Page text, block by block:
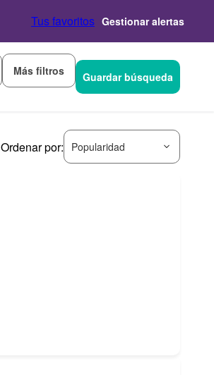
Tus favoritos Gestionar alertas
Más filtros Guardar búsqueda
Ordenar por: Popularidad